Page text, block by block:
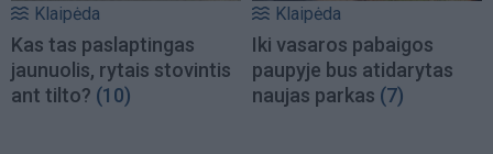
Klaipėda
Kas tas paslaptingas
jaunuolis, rytais stovintis
ant tilto? (10)
Klaipėda
Iki vasaros pabaigos
paupyje bus atidarytas
naujas parkas (7)